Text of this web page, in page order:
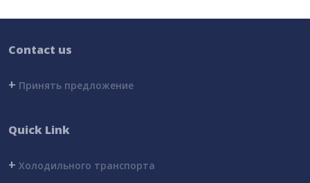
Contact us
+ Принять предложение
Quick Link
+ Холодильного транспорта